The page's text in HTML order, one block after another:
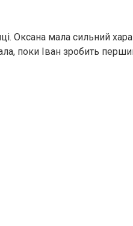
Оксана мала сильний
поки Іван зробить